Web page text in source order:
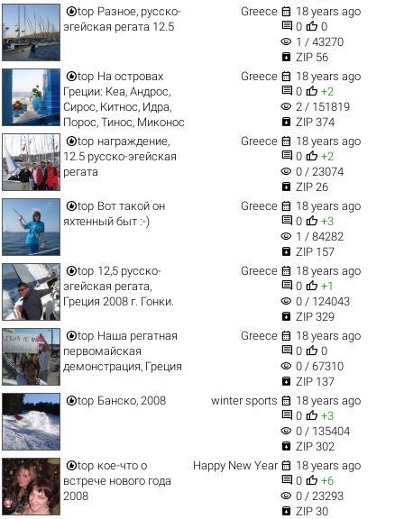
top Разное, русско-
эгейская регата 12.5
Greece  18 years ago
 0  0
visibility 1 / 43270
 ZIP 56
top На островах
Греции: Кеа, Андрос,
Сирос, Китнос, Идра,
Порос, Тинос, Миконос
Greece  18 years ago
 0  +2
visibility 2 / 151819
 ZIP 374
top награждение,
12.5 русско-эгейская
регата
Greece  18 years ago
 0  +2
visibility 0 / 23074
 ZIP 26
top Вот такой он
яхтенный быт :-)
Greece  18 years ago
 0  +3
visibility 1 / 84282
 ZIP 157
top 12,5 русско-
эгейская регата,
Греция 2008 г. Гонки.
Greece  18 years ago
 0  +1
visibility 0 / 124043
 ZIP 329
top Наша регатная
первомайская
демонстрация, Греция
Greece  18 years ago
 0  0
visibility 0 / 67310
 ZIP 137
top Банско, 2008 winter sports  18 years ago
 0  +3
visibility 0 / 135404
 ZIP 302
top кое-что о
встрече нового года
2008
Happy New Year  18 years ago
 0  +6
visibility 0 / 23293
 ZIP 30